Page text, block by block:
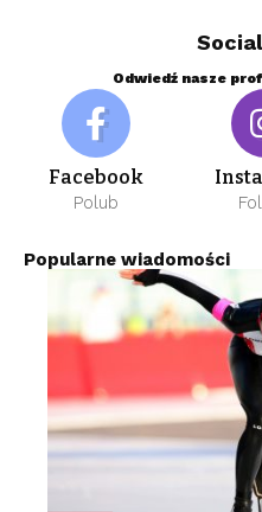
Odwiedź nasze
Facebook
Polub
Popularne wiadomości